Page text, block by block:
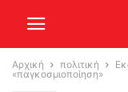
Αρχική πολιτική
«παγκοσμιοποίηση»